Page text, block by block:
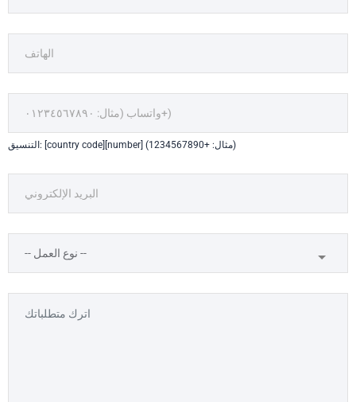
التنسيق: [country code][number] (مثال: +1234567890)